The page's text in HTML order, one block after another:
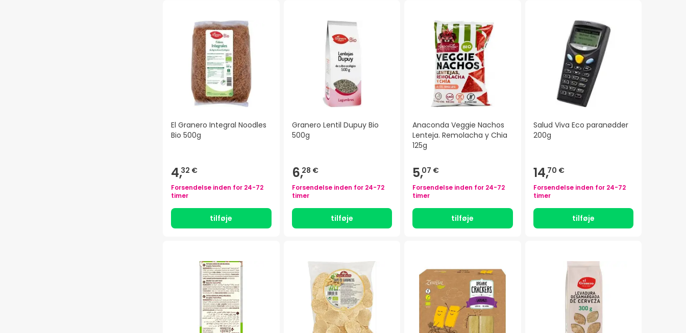
El Granero Integral Noodles
Bio 500g
4,32 €
Forsendelse inden for 24-72
timer
tilføje
Granero Lentil Dupuy Bio
500g
6,28 €
Forsendelse inden for 24-72
timer
tilføje
Anaconda Veggie Nachos
Lenteja. Remolacha y Chia
125g
5,07 €
Forsendelse inden for 24-72
timer
tilføje
Salud Viva Eco paranødder
200g
14,70 €
Forsendelse inden for 24-72
timer
tilføje